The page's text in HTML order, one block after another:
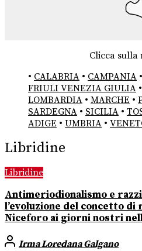
Clicca sulla
• CALABRIA • CAMPANIA •
FRIULI VENEZIA GIULIA •
LOMBARDIA • MARCHE •
SARDEGNA • SICILIA •
ADIGE • UMBRIA •
Libridine
Libridine
Antimeriodionalismo e
l’evoluzione del concetto di
Niceforo ai giorni nostri
Irma Loredana Galgano